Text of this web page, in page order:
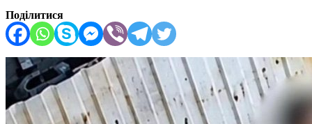
Поділитися